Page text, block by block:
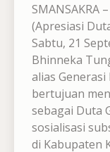
SMANSAKRA
(Apresiasi
Sabtu, 21
Bhinneka
alias
bertujuan
sebagai Duta
sosialisasi
di Kabupaten